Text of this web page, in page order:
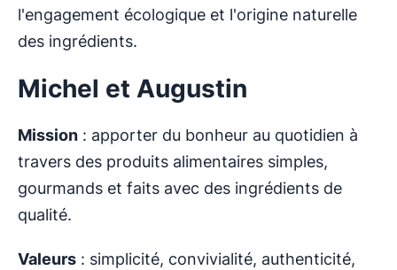
l'engagement écologique et l'origine naturelle
des ingrédients.
Michel et Augustin
Mission : apporter du bonheur au quotidien à
travers des produits alimentaires simples,
gourmands et faits avec des ingrédients de
qualité.
Valeurs : simplicité, convivialité, authenticité,